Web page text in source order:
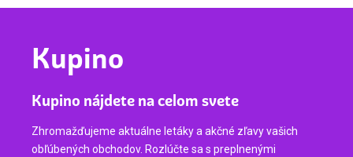
Kupino
Kupino nájdete na celom svete
Zhromažďujeme aktuálne letáky a akčné zľavy vašich
obľúbených obchodov. Rozlúčte sa s preplnenými